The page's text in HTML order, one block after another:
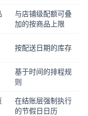
与店铺级配额可叠
加的按商品上限
按配送日期的库存
基于时间的排程规
则
在结账层强制执行
的节假日日历